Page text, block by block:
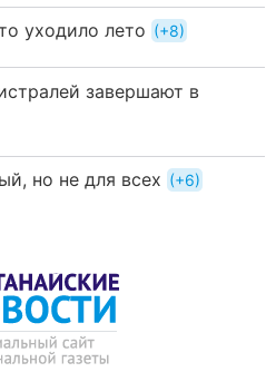
уходило лето +8
завершают в
но не для всех +6